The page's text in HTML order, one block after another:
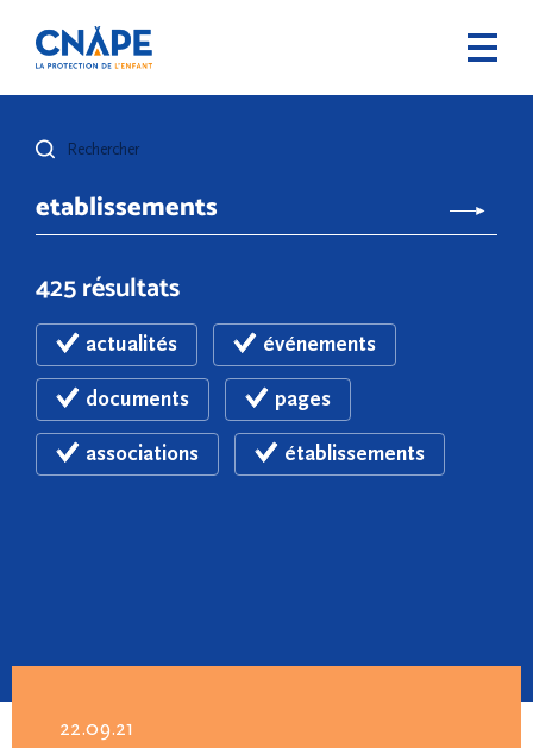
Rechercher
425 résultats
actualités événements
documents pages
associations établissements
22.09.21